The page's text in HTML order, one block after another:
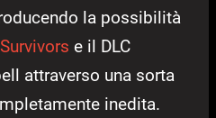
la possibilità
e il DLC
attraverso una sorta
inedita.